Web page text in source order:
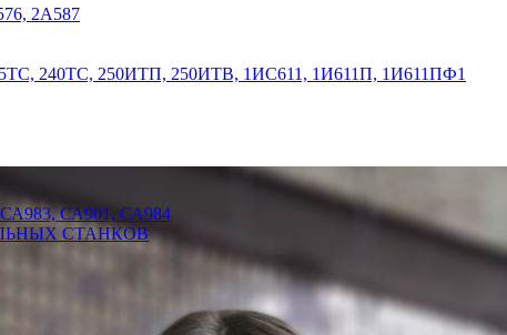
2А587
240ТС, 250ИТП, 250ИТВ, 1ИС611, 1И611П, 1И611ПФ1
СА983, СА901, СА984
СТАНКОВ